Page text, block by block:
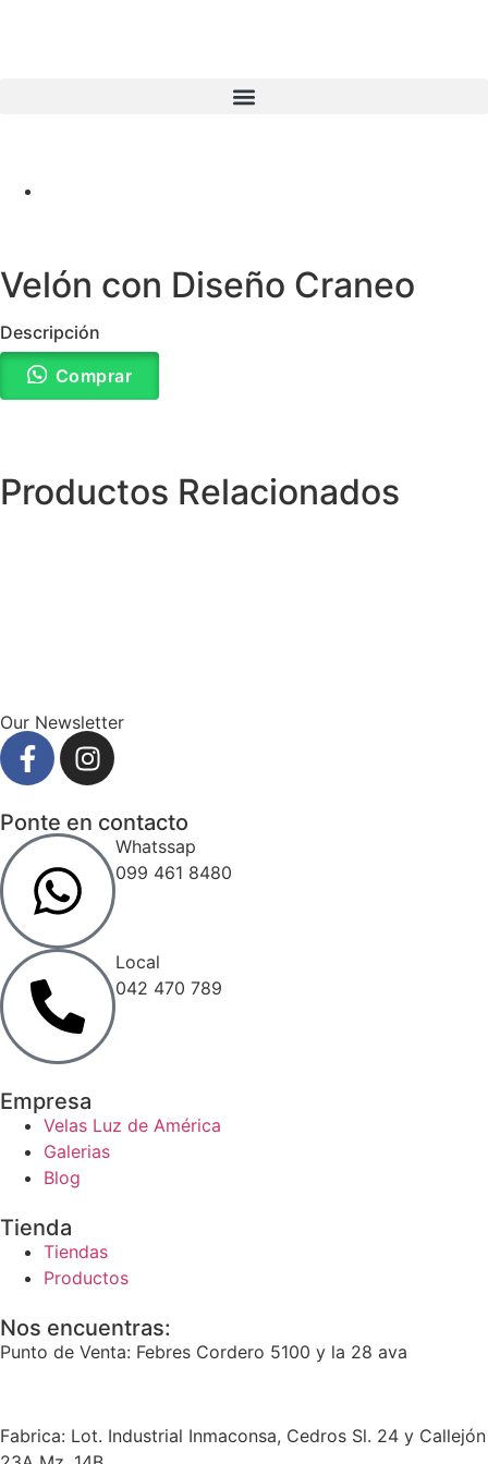
Velón con Diseño Craneo
Descripción
Comprar
Productos Relacionados
Our Newsletter
Ponte en contacto
Whatssap
099 461 8480
Local
042 470 789
Empresa
Velas Luz de América
Galerias
Blog
Tienda
Tiendas
Productos
Nos encuentras:
Punto de Venta: Febres Cordero 5100 y la 28 ava
Fabrica: Lot. Industrial Inmaconsa, Cedros Sl. 24 y Callejón